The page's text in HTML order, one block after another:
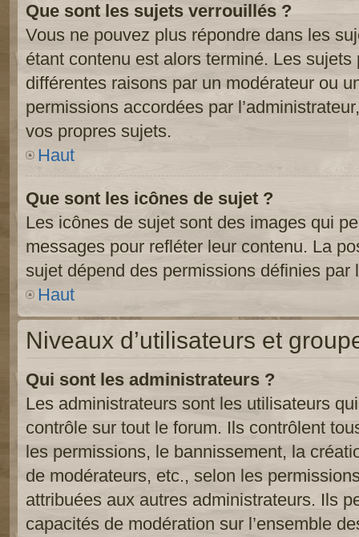
Que sont les sujets verrouillés ?
Vous ne pouvez plus répondre dans les
étant contenu est alors terminé. Les
différentes raisons par un modérateur ou
permissions accordées par
vos propres sujets.
Haut
Que sont les icônes de sujet ?
Les icônes de sujet sont des images qui
messages pour refléter leur contenu. La
sujet dépend des permissions définies par
Haut
Niveaux d’utilisateurs et
Qui sont les administrateurs ?
Les administrateurs sont les utilisateurs
contrôle sur tout le forum. Ils contrôlent
les permissions, le bannissement, la
de modérateurs, etc., selon les
attribuées aux autres administrateurs. Ils
capacités de modération sur l’ensemble